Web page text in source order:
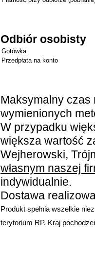
Odbiór osobisty
Gotówka
Przedpłata na konto
Maksymalny czas
wymienionych
W przypadku
większa wartość
Wejherowski,
własnym naszej
indywidualnie.
Dostawa
Produkt spełnia wszelkie
terytorium RP. Kraj